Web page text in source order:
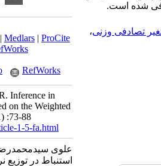
شده است.
تصادفی وزنی،
| Medlars | ProCite
RefWorks
Inference in
on the Weighted
:73-88
1-5-fa.html
علوی
استنباط در